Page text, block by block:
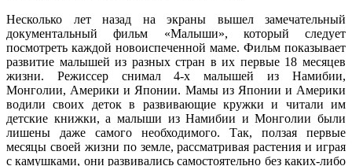
Несколько лет назад на экраны вышел замечательный
документальный фильм «Малыши», который следует
посмотреть каждой новоиспеченной маме. Фильм показывает
развитие малышей из разных стран в их первые 18 месяцев
жизни. Режиссер снимал 4-х малышей из Намибии,
Монголии, Америки и Японии. Мамы из Японии и Америки
водили своих деток в развивающие кружки и читали им
детские книжки, а малыши из Намибии и Монголии были
лишены даже самого необходимого. Так, ползая первые
месяцы своей жизни по земле, рассматривая растения и играя
с камушками, они развивались самостоятельно без каких-либо